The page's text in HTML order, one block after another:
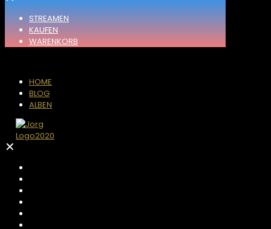
STREAMEN
KAUFEN
WARENKORB
HOME
BLOG
ALBEN
✕